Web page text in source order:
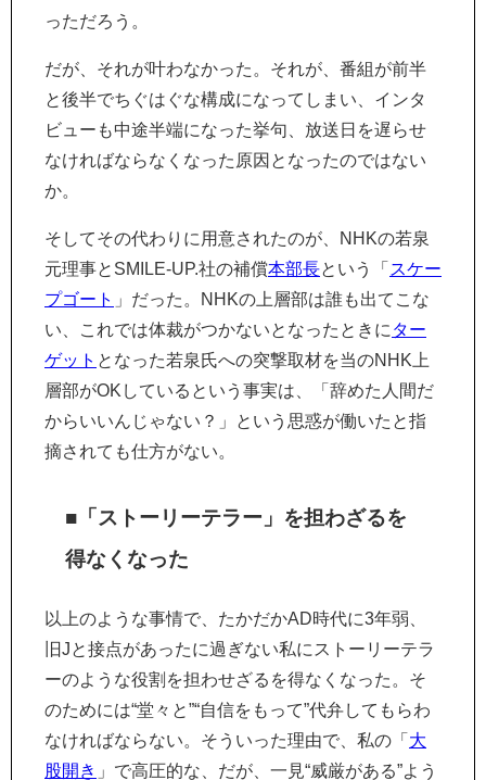
っただろう。
だが、それが叶わなかった。それが、番組が前半
と後半でちぐはぐな構成になってしまい、インタ
ビューも中途半端になった挙句、放送日を遅らせ
なければならなくなった原因となったのではない
か。
そしてその代わりに用意されたのが、NHKの若泉
元理事とSMILE-UP.社の補償本部長という「 スケー
プゴート
」だった。NHKの上層部は誰も出てこな
い、これでは体裁がつかないとなったときに ター
ゲット となった若泉氏への突撃取材を当のNHK上
層部がOKしているという事実は、「辞めた人間だ
からいいんじゃない？」という思惑が働いたと指
摘されても仕方がない。
■「ストーリーテラー」を担わざるを
得なくなった
以上のような事情で、たかだかAD時代に3年弱、
旧Jと接点があったに過ぎない私にストーリーテラ
ーのような役割を担わせざるを得なくなった。そ
のためには“堂々と”“自信をもって”代弁してもらわ
なければならない。そういった理由で、私の「 大
股開き 」で高圧的な、だが、一見“威厳がある”よう